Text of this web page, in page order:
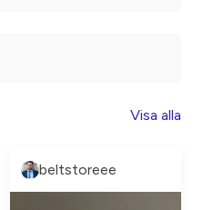
Visa alla
beltstoreee